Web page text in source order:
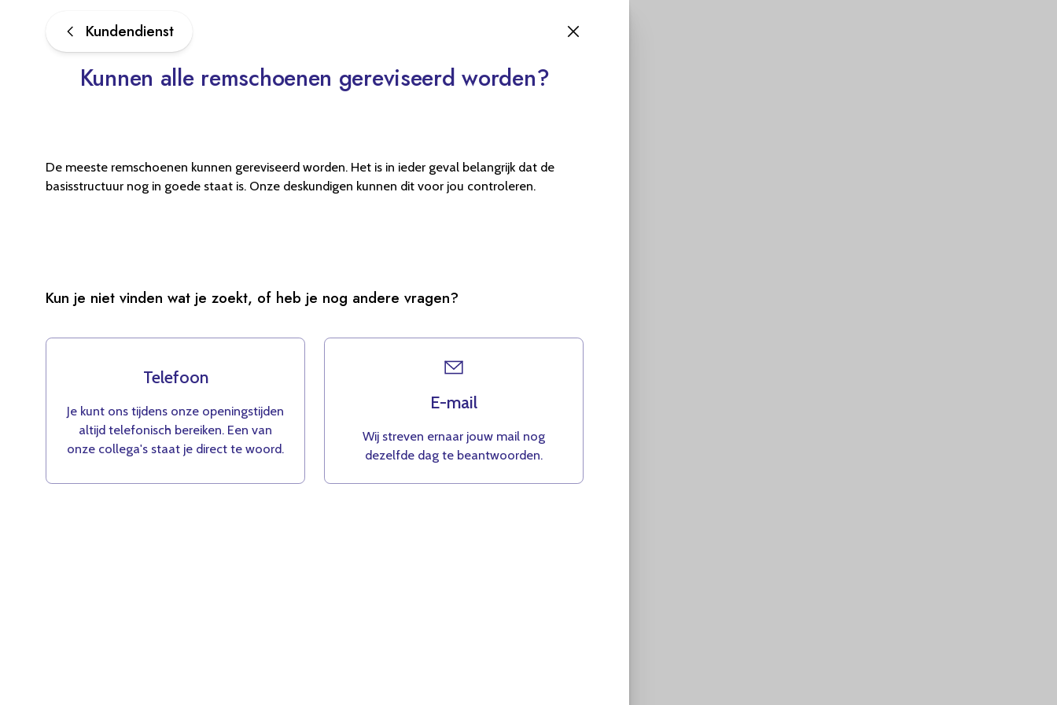
Kundendienst
Kunnen alle remschoenen gereviseerd worden?
De meeste remschoenen kunnen gereviseerd worden. Het is in ieder geval belangrijk dat de
basisstructuur nog in goede staat is. Onze deskundigen kunnen dit voor jou controleren.
Kun je niet vinden wat je zoekt, of heb je nog andere vragen?
Telefoon
Je kunt ons tijdens onze openingstijden
altijd telefonisch bereiken. Een van
onze collega's staat je direct te woord.
E-mail
Wij streven ernaar jouw mail nog
dezelfde dag te beantwoorden.